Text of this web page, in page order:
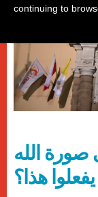
الله
هذا؟
continuing to